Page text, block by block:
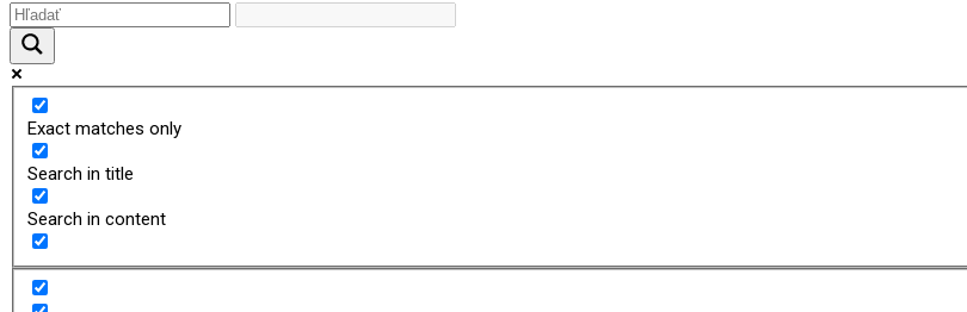
Exact matches only
Search in title
Search in content